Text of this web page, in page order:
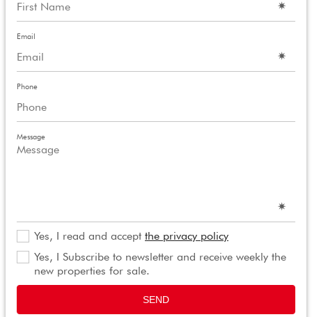
Email
Phone
Message
Yes, I read and accept the privacy policy
Yes, I Subscribe to newsletter and receive weekly the
new properties for sale.
SEND